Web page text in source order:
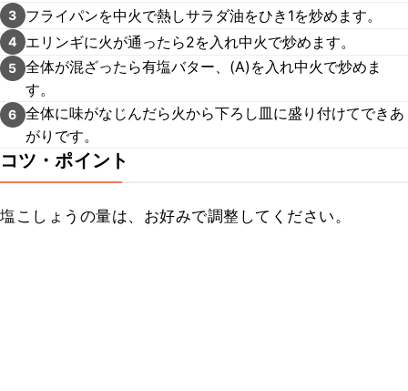
3 フライパンを中火で熱しサラダ油をひき1を炒めます。
4 エリンギに火が通ったら2を入れ中火で炒めます。
5 全体が混ざったら有塩バター、(A)を入れ中火で炒めま
す。
6 全体に味がなじんだら火から下ろし皿に盛り付けてできあ
がりです。
コツ・ポイント
塩こしょうの量は、お好みで調整してください。